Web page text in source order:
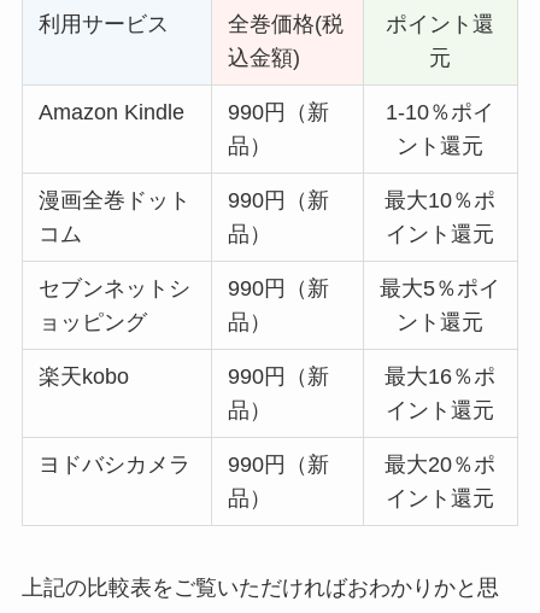
利用サービス
全巻価格(税
込金額)
ポイント還
元
Amazon Kindle
990円（新
品）
1-10％ポイ
ント還元
漫画全巻ドット
コム
990円（新
品）
最大10％ポ
イント還元
セブンネットシ
ョッピング
990円（新
品）
最大5％ポイ
ント還元
楽天kobo
990円（新
品）
最大16％ポ
イント還元
ヨドバシカメラ
990円（新
品）
最大20％ポ
イント還元
上記の比較表をご覧いただければおわかりかと思